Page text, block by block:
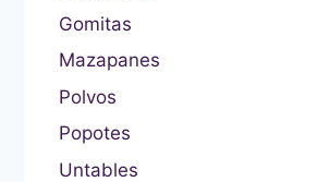
Gomitas
Mazapanes
Polvos
Popotes
Untables